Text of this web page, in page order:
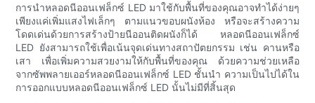
การนำหลอดนีออนเฟล็กซ์ LED มาใช้กับพื้นที่ของคุณอาจทำได้ง่ายๆ
เพียงแค่เพิ่มแสงไฟเล็กๆ ตามแนวขอบผนังห้อง หรือจะสร้างความ
โดดเด่นด้วยการสร้างป้ายนีออนติดผนังก็ได้ หลอดนีออนเฟล็กซ์
LED ยังสามารถใช้เพื่อเน้นจุดเด่นทางสถาปัตยกรรม เช่น คานหรือ
เสา เพื่อเพิ่มความสวยงามให้กับพื้นที่ของคุณ ด้วยความช่วยเหลือ
จากซัพพลายเออร์หลอดนีออนเฟล็กซ์ LED ชั้นนำ ความเป็นไปได้ใน
การออกแบบหลอดนีออนเฟล็กซ์ LED นั้นไม่มีที่สิ้นสุด